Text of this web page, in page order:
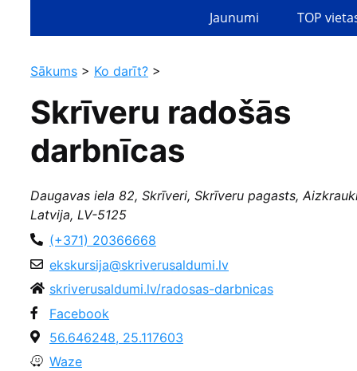
Jaunumi TOP
Sākums > Ko darīt? >
Skrīveru radošās
darbnīcas
Daugavas iela 82, Skrīveri, Skrīveru pagasts,
Latvija, LV-5125
(+371) 20366668
ekskursija@skriverusaldumi.lv
skriverusaldumi.lv/radosas-darbnicas
Facebook
56.646248, 25.117603
Waze